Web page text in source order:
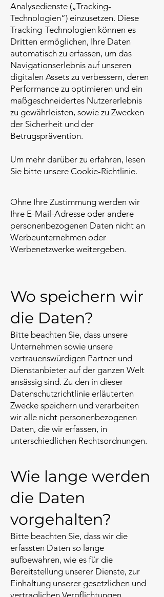
Analysedienste („Tracking-
Technologien“) einzusetzen. Diese
Tracking-Technologien können es
Dritten ermöglichen, Ihre Daten
automatisch zu erfassen, um das
Navigationserlebnis auf unseren
digitalen Assets zu verbessern, deren
Performance zu optimieren und ein
maßgeschneidertes Nutzererlebnis
zu gewährleisten, sowie zu Zwecken
der Sicherheit und der
Betrugsprävention.
Um mehr darüber zu erfahren, lesen
Sie bitte unsere Cookie-Richtlinie.
Ohne Ihre Zustimmung werden wir
Ihre E-Mail-Adresse oder andere
personenbezogenen Daten nicht an
Werbeunternehmen oder
Werbenetzwerke weitergeben.
Wo speichern wir
die Daten?
Bitte beachten Sie, dass unsere
Unternehmen sowie unsere
vertrauenswürdigen Partner und
Dienstanbieter auf der ganzen Welt
ansässig sind. Zu den in dieser
Datenschutzrichtlinie erläuterten
Zwecke speichern und verarbeiten
wir alle nicht personenbezogenen
Daten, die wir erfassen, in
unterschiedlichen Rechtsordnungen.
Wie lange werden
die Daten
vorgehalten?
Bitte beachten Sie, dass wir die
erfassten Daten so lange
aufbewahren, wie es für die
Bereitstellung unserer Dienste, zur
Einhaltung unserer gesetzlichen und
vertraglichen Verpflichtungen